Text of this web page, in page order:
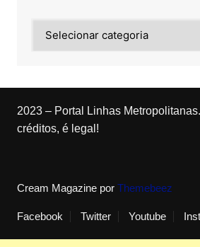
2023 – Portal Linhas
créditos, é legal!
Cream Magazine por Themebeez
Facebook Twitter Youtube